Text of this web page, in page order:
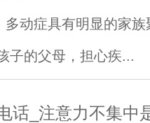
动症具有明显的家族
子的父母，担心疾...
话_注意力不集中